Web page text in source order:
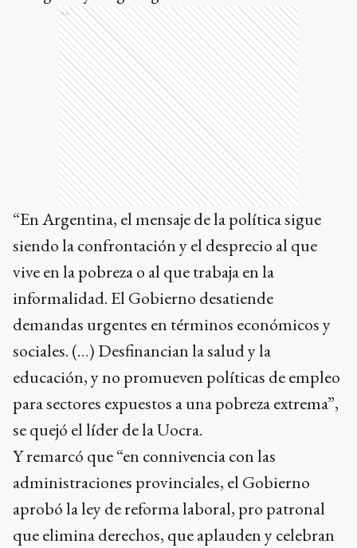
Ads
“En Argentina, el mensaje de la política sigue
siendo la confrontación y el desprecio al que
vive en la pobreza o al que trabaja en la
informalidad. El Gobierno desatiende
demandas urgentes en términos económicos y
sociales. (…) Desfinancian la salud y la
educación, y no promueven políticas de empleo
para sectores expuestos a una pobreza extrema”,
se quejó el líder de la Uocra.
Y remarcó que “en connivencia con las
administraciones provinciales, el Gobierno
aprobó la ley de reforma laboral, pro patronal
que elimina derechos, que aplauden y celebran